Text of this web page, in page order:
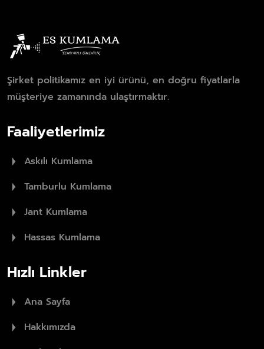
Şirket politikamız en iyi ürünü, en doğru fiyatlarla
müşteriye zamanında ulaştırmaktır.
Faaliyetlerimiz
Askılı Kumlama
Tamburlu Kumlama
Jant Kumlama
Hassas Kumlama
Hızlı Linkler
Ana Sayfa
Hakkımızda